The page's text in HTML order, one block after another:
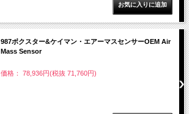
987ボクスター&ケイマン・エアーマスセンサーOEM Air
Mass Sensor
価格： 78,936円(税抜 71,760円)